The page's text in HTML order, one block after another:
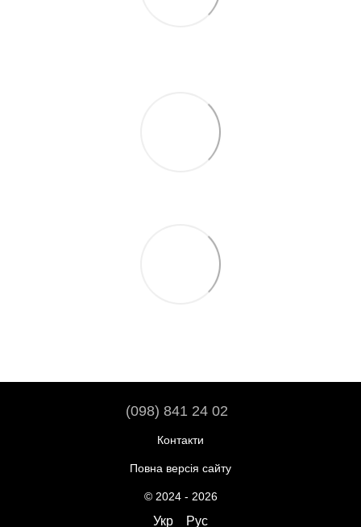
(098) 841 24 02
Контакти
Повна версія сайту
© 2024 - 2026
Укр Рус